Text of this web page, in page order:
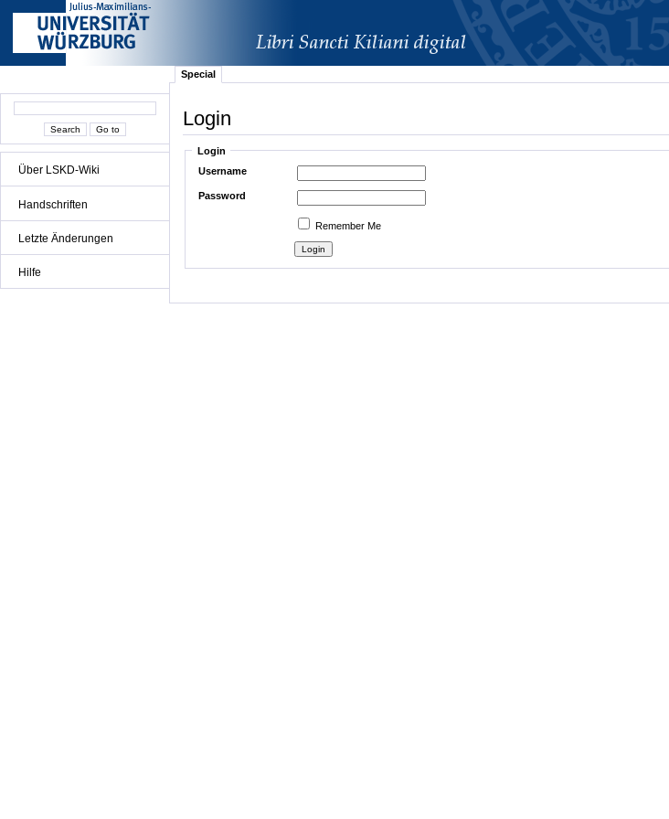
Über LSKD-Wiki
Handschriften
Letzte Änderungen
Hilfe
Special
Login
Login
Username
Password
Remember Me